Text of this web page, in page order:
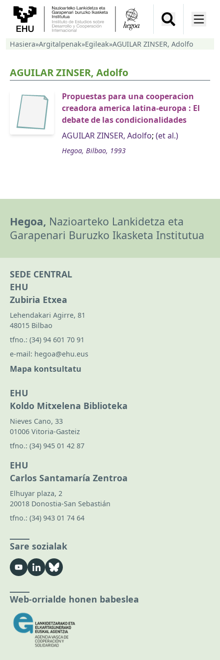
Hasiera»Argitalpenak»Egileak»AGUILAR ZINSER, Adolfo
AGUILAR ZINSER, Adolfo
Propuestas para una cooperacion
creadora america latina-europa : El
debate de las condicionalidades
AGUILAR ZINSER, Adolfo; (et al.)
Hegoa, Bilbao, 1993
Hegoa, Nazioarteko Lankidetza eta
Garapenari Buruzko Ikasketa Institutua
SEDE CENTRAL
EHU
Zubiria Etxea
Lehendakari Agirre, 81
48015 Bilbao
tfno.: (34) 94 601 70 91
e-mail: hegoa@ehu.eus
Mapa kontsultatu
EHU
Koldo Mitxelena Biblioteka
Nieves Cano, 33
01006 Vitoria-Gasteiz
tfno.: (34) 945 01 42 87
EHU
Carlos Santamaría Zentroa
Elhuyar plaza, 2
20018 Donostia-San Sebastián
tfno.: (34) 943 01 74 64
Sare sozialak
Web-orrialde honen babeslea